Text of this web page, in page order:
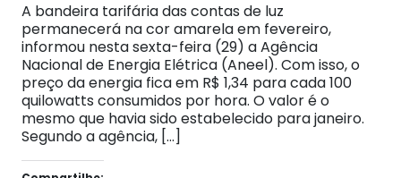
A bandeira tarifária das contas de luz
permanecerá na cor amarela em fevereiro,
informou nesta sexta-feira (29) a Agência
Nacional de Energia Elétrica (Aneel). Com isso, o
preço da energia fica em R$ 1,34 para cada 100
quilowatts consumidos por hora. O valor é o
mesmo que havia sido estabelecido para janeiro.
Segundo a agência, […]